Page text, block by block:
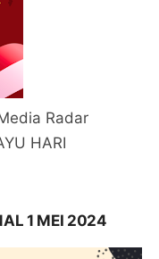
Radar
HARI
1 MEI 2024